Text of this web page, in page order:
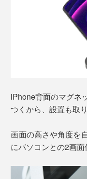
iPhone背面のマグネ
つくから、設置も取
画面の高さや角度を
にパソコンとの2画面